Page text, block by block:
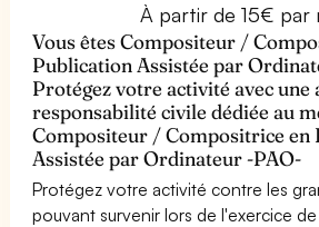
À partir de 15€ par
Vous êtes Compositeur /
Publication Assistée par
Protégez votre activité avec une
responsabilité civile dédiée au
Compositeur / Compositrice en
Assistée par Ordinateur -PAO-
Protégez votre activité contre les
pouvant survenir lors de l'exercice